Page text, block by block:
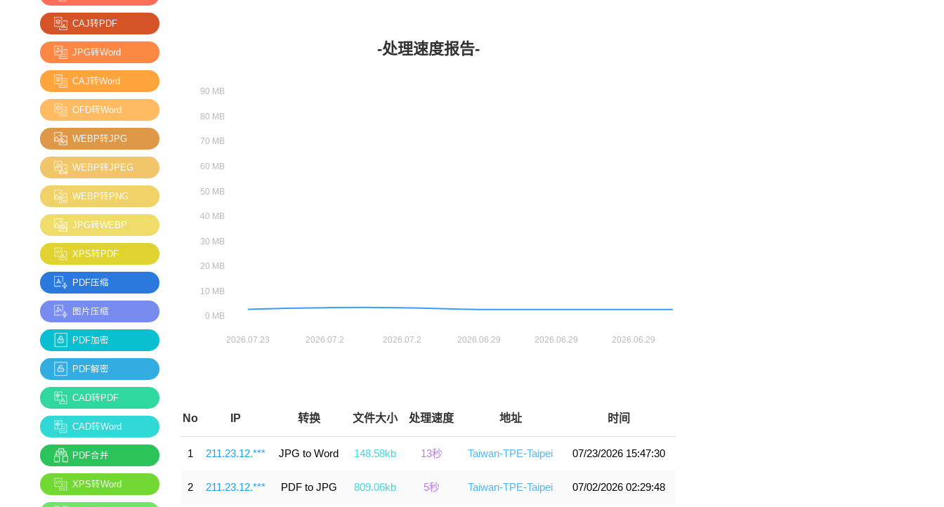
CAJ转PDF
JPG转Word
CAJ转Word
OFD转Word
WEBP转JPG
WEBP转JPEG
WEBP转PNG
JPG转WEBP
XPS转PDF
PDF压缩
图片压缩
PDF加密
PDF解密
CAD转PDF
CAD转Word
PDF合并
XPS转Word
-处理速度报告-
No IP 转换 文件大小 处理速度 地址 时间
1 211.23.12.*** JPG to Word 148.58kb 13秒 Taiwan-TPE-Taipei 07/23/2026 15:47:30
2 211.23.12.*** PDF to JPG 809.06kb 5秒 Taiwan-TPE-Taipei 07/02/2026 02:29:48